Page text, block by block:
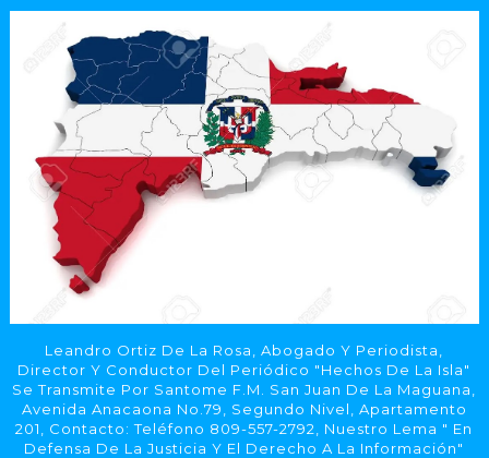
Leandro Ortiz De La Rosa, Abogado Y Periodista,
Director Y Conductor Del Periódico "Hechos De La Isla"
Se Transmite Por Santome F.M. San Juan De La Maguana,
Avenida Anacaona No.79, Segundo Nivel, Apartamento
201, Contacto: Teléfono 809-557-2792, Nuestro Lema " En
Defensa De La Justicia Y El Derecho A La Información"